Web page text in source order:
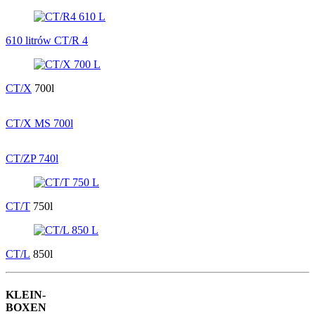
610 litrów CT/R 4
CT/X 700l
CT/X MS 700l
CT/ZP 740l
CT/T 750l
CT/L 850l
KLEIN-
BOXEN